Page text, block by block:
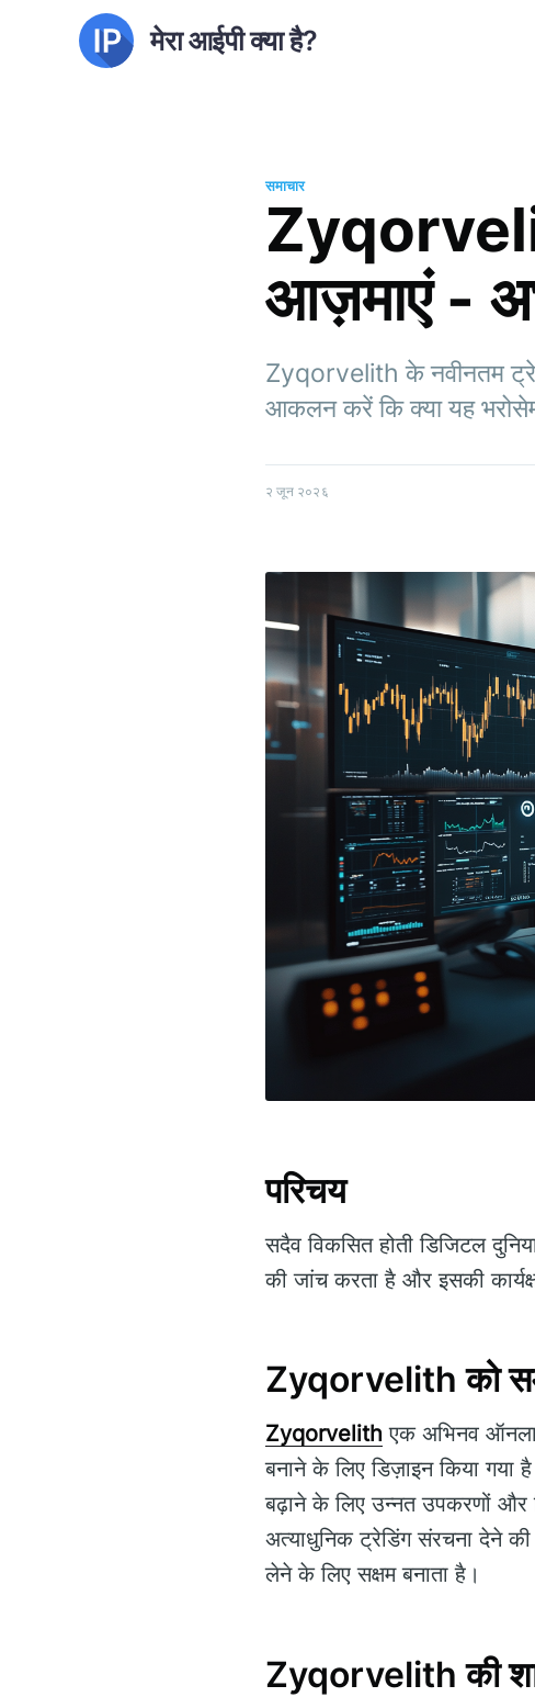
मेरा आईपी क्या है?
समाचार
आज़माएं -
Zyqorvelith के नवीनतम
आकलन करें कि क्या यह
२ जून २०२६
परिचय
सदैव विकसित होती डिजिटल
की जांच करता है और इसकी
Zyqorvelith को
Zyqorvelith एक अभिनव
बनाने के लिए डिज़ाइन किया गया
बढ़ाने के लिए उन्नत उपकरणों और
अत्याधुनिक ट्रेडिंग संरचना देने की
लेने के लिए सक्षम बनाता है।
Zyqorvelith की